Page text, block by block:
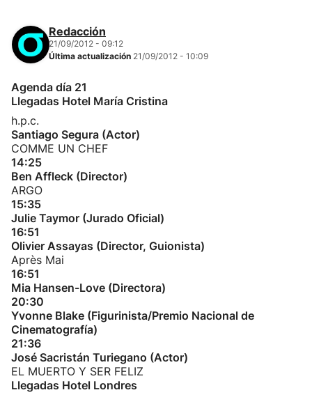
Redacción
21/09/2012 - 09:12
Última actualización 21/09/2012 - 10:09
Agenda día 21
Llegadas Hotel María Cristina
h.p.c.
Santiago Segura (Actor)
COMME UN CHEF
14:25
Ben Affleck (Director)
ARGO
15:35
Julie Taymor (Jurado Oficial)
16:51
Olivier Assayas (Director, Guionista)
Après Mai
16:51
Mia Hansen-Love (Directora)
20:30
Yvonne Blake (Figurinista/Premio Nacional de
Cinematografía)
21:36
José Sacristán Turiegano (Actor)
EL MUERTO Y SER FELIZ
Llegadas Hotel Londres